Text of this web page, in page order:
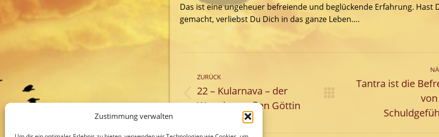
Zustimmung verwalten
Das ist eine ungeheuer befreiende und beglückende Erfahrung. Hast
gemacht, verliebst Du Dich in das ganze Leben….
ZURÜCK
Vorheriger
22 – Kularnava – der
Weg der großen Göttin
Tantra ist die